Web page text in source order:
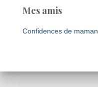
Mes amis
Confidences de maman